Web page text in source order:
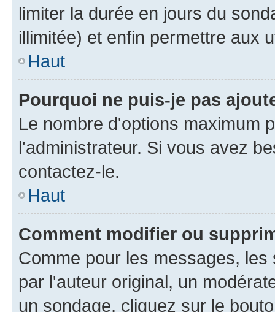
limiter la durée en jours du
illimitée) et enfin permettre aux
Haut
Pourquoi ne puis-je pas
Le nombre d'options maximum
l'administrateur. Si vous avez
contactez-le.
Haut
Comment modifier ou
Comme pour les messages,
par l'auteur original, un
un sondage, cliquez sur le